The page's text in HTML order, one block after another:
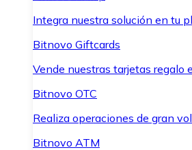
Integra nuestra solución en tu
Bitnovo Giftcards
Vende nuestras tarjetas regalo
Bitnovo OTC
Realiza operaciones de gran
Bitnovo ATM